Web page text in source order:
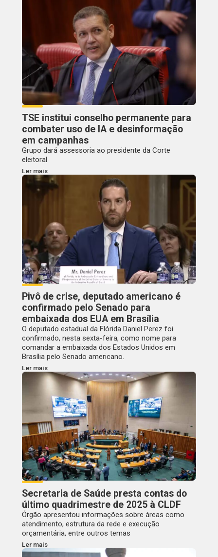
TSE institui conselho permanente para
combater uso de IA e desinformação
em campanhas
Grupo dará assessoria ao presidente da Corte
eleitoral
Ler mais
Pivô de crise, deputado americano é
confirmado pelo Senado para
embaixada dos EUA em Brasília
O deputado estadual da Flórida Daniel Perez foi
confirmado, nesta sexta-feira, como nome para
comandar a embaixada dos Estados Unidos em
Brasília pelo Senado americano.
Ler mais
Secretaria de Saúde presta contas do
último quadrimestre de 2025 à CLDF
Órgão apresentou informações sobre áreas como
atendimento, estrutura da rede e execução
orçamentária, entre outros temas
Ler mais